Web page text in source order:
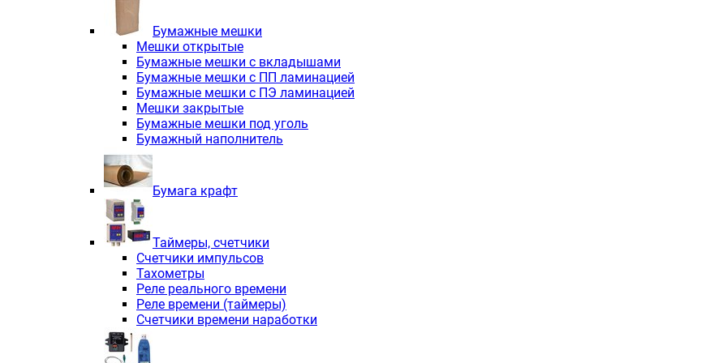
Электродвигатели асинхронные трёхфазные с тормозом INNOVARI
Электродвигатели асинхронные трёхфазные взрывозащищенные INNOVARI
Трехфазные асинхронные электродвигатели INNORED
Независимая вентиляция INNORED
Взрывозащищенная независимая вентиляция INNOVARI
Одноступенчатые цилиндрические редукторы INNORED
Экономичные червячные редукторы INNORED в квадратном корпусе
Компактные мотор-редукторы INNORED
Компактные мотор-редукторы INNORED MC
Вибраторы INNORED
Вариаторы INNORED
Бумажные мешки
Мешки открытые
Бумажные мешки с вкладышами
Бумажные мешки с ПП ламинацией
Бумажные мешки с ПЭ ламинацией
Мешки закрытые
Бумажные мешки под уголь
Бумажный наполнитель
Бумага крафт
Таймеры, счетчики
Счетчики импульсов
Тахометры
Реле реального времени
Реле времени (таймеры)
Счетчики времени наработки